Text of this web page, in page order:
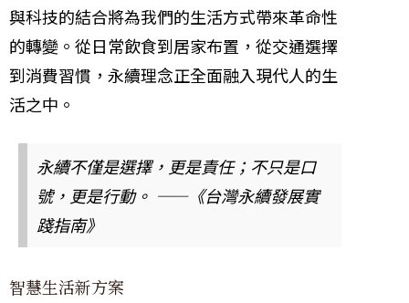
與科技的結合將為我們的生活方式帶來革命性
的轉變。從日常飲食到居家布置，從交通選擇
到消費習慣，永續理念正全面融入現代人的生
活之中。
永續不僅是選擇，更是責任；不只是口
號，更是行動。 ——《台灣永續發展實
踐指南》
智慧生活新方案